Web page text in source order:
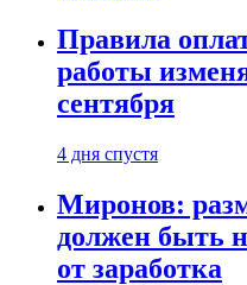
Правила
работы
сентября
4 дня спустя
Миронов:
должен быть
от заработка